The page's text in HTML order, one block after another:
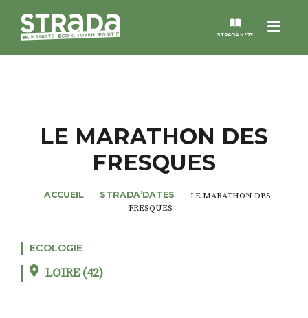
Menu
STRADA N°73
MAGAZINES
NOS THÈMES
ALTER STRADA
ROSÉE DE MAI
LE MARATHON DES
FRESQUES
ACCUEIL STRADA’DATES
LE MARATHON DES
FRESQUES
ECOLOGIE
LOIRE (42)